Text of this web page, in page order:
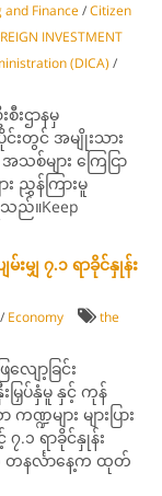
Finance/Citizen
INVESTMENT
(DICA) /
စီးဌာနမှ
းတွင် အမျိုးသား
စ်များ ကြေငြာ
း ညွှန်ကြားမူ
ည်။Keep
မျှ ၇.၁ ရာခိုင်နှုန်း
/ Economy
the
လျော့ခြင်း
ြှပ်နှံမူ နှင့် ကုန်
များ များပြား
၇.၁ ရာခိုင်နှုန်း
တနင်္လာနေ့က ထုတ်